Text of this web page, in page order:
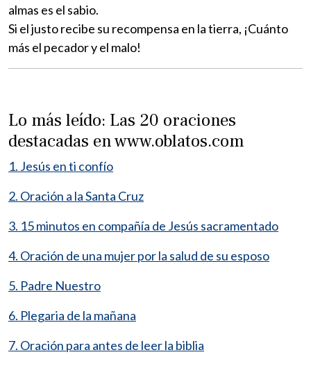
almas es el sabio.
Si el justo recibe su recompensa en la tierra, ¡Cuánto
más el pecador y el malo!
Lo más leído: Las 20 oraciones
destacadas en www.oblatos.com
1. Jesús en ti confío
2. Oración a la Santa Cruz
3. 15 minutos en compañía de Jesús sacramentado
4. Oración de una mujer por la salud de su esposo
5. Padre Nuestro
6. Plegaria de la mañana
7. Oración para antes de leer la biblia